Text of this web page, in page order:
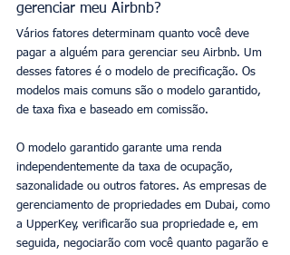
gerenciar meu Airbnb?
Vários fatores determinam quanto você deve
pagar a alguém para gerenciar seu Airbnb. Um
desses fatores é o modelo de precificação. Os
modelos mais comuns são o modelo garantido,
de taxa fixa e baseado em comissão.
O modelo garantido garante uma renda
independentemente da taxa de ocupação,
sazonalidade ou outros fatores. As empresas de
gerenciamento de propriedades em Dubai, como
a UpperKey, verificarão sua propriedade e, em
seguida, negociarão com você quanto pagarão e